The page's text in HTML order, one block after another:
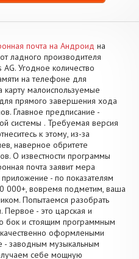
почта на Андроид на
ладного производителя
Угодное количество
на телефоне для
малоиспользуемые
прямого завершения хода
Главное предписание -
системы . Требуемая версия
к этому, из-за
наверное обритете
О известности программы
почта заявит мера
- по показателям
000+, вовремя подметим, ваша
Попытаемся разобрать
- это царская и
бок и стоящим программным
оформлеными
- заводным музыкальным
себе мощную